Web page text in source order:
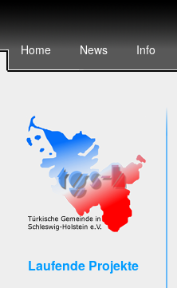
Home News Info
Laufende Projekte